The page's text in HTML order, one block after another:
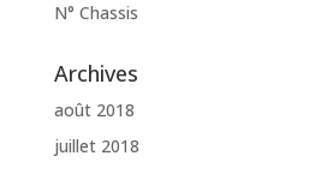
N° Chassis
Archives
août 2018
juillet 2018